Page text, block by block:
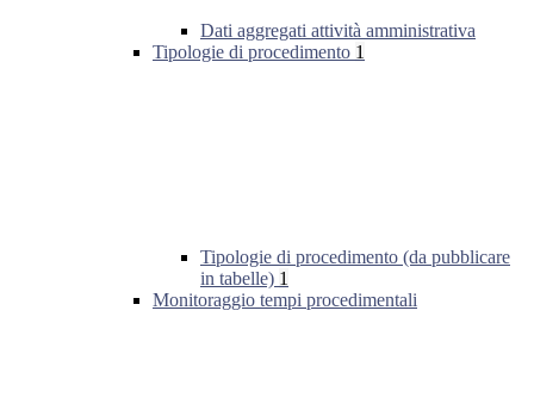
Dati aggregati attività amministrativa
Tipologie di procedimento 1
Tipologie di procedimento (da pubblicare
in tabelle) 1
Monitoraggio tempi procedimentali